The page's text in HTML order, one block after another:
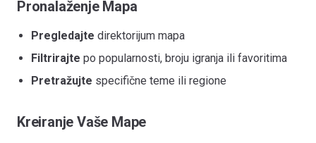
Pronalaženje Mapa
Pregledajte direktorijum mapa
Filtrirajte po popularnosti, broju igranja ili favoritima
Pretražujte specifične teme ili regione
Kreiranje Vaše Mape